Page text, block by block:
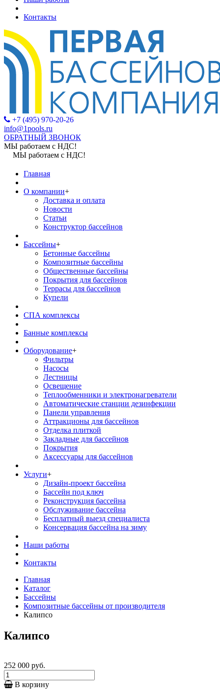
Контакты
+7 (495) 970-20-26
info@1pools.ru
ОБРАТНЫЙ ЗВОНОК
МЫ работаем с НДС!
МЫ работаем с НДС!
Главная
О компании+
Доставка и оплата
Новости
Статьи
Конструктор бассейнов
Бассейны+
Бетонные бассейны
Композитные бассейны
Общественные бассейны
Покрытия для бассейнов
Террасы для бассейнов
Купели
СПА комплексы
Банные комплексы
Оборудование+
Фильтры
Насосы
Лестницы
Освещение
Теплообменники и электронагреватели
Автоматические станции дезинфекции
Панели управления
Аттракционы для бассейнов
Отделка плиткой
Закладные для бассейнов
Покрытия
Аксессуары для бассейнов
Услуги+
Дизайн-проект бассейна
Бассейн под ключ
Реконструкция бассейна
Обслуживание бассейна
Бесплатный выезд специалиста
Консервация бассейна на зиму
Наши работы
Контакты
Главная
Каталог
Бассейны
Композитные бассейны от производителя
Калипсо
Калипсо
252 000 руб.
В корзину